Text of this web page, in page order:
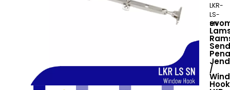
LKR-
LS-
SN
/
Hook